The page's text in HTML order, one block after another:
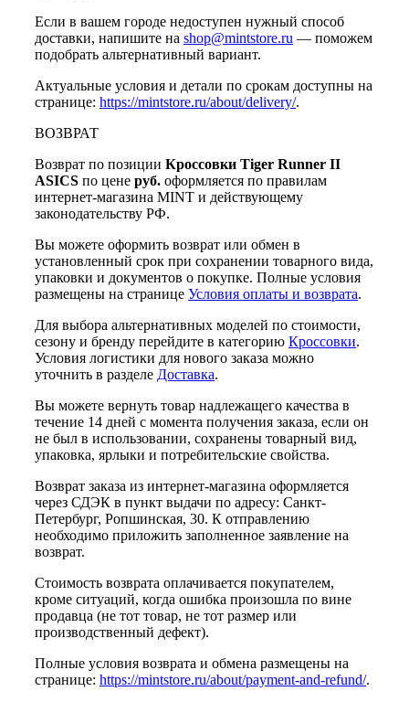
Если в вашем городе недоступен нужный способ
доставки, напишите на shop@mintstore.ru — поможем
подобрать альтернативный вариант.
Актуальные условия и детали по срокам доступны на
странице: https://mintstore.ru/about/delivery/.
ВОЗВРАТ
Возврат по позиции Кроссовки Tiger Runner II
ASICS по цене руб. оформляется по правилам
интернет-магазина MINT и действующему
законодательству РФ.
Вы можете оформить возврат или обмен в
установленный срок при сохранении товарного вида,
упаковки и документов о покупке. Полные условия
размещены на странице Условия оплаты и возврата.
Для выбора альтернативных моделей по стоимости,
сезону и бренду перейдите в категорию Кроссовки.
Условия логистики для нового заказа можно
уточнить в разделе Доставка.
Вы можете вернуть товар надлежащего качества в
течение 14 дней с момента получения заказа, если он
не был в использовании, сохранены товарный вид,
упаковка, ярлыки и потребительские свойства.
Возврат заказа из интернет-магазина оформляется
через СДЭК в пункт выдачи по адресу: Санкт-
Петербург, Ропшинская, 30. К отправлению
необходимо приложить заполненное заявление на
возврат.
Стоимость возврата оплачивается покупателем,
кроме ситуаций, когда ошибка произошла по вине
продавца (не тот товар, не тот размер или
производственный дефект).
Полные условия возврата и обмена размещены на
странице: https://mintstore.ru/about/payment-and-refund/.